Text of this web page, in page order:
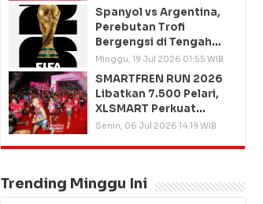
Spanyol vs Argentina,
Perebutan Trofi
Bergengsi di Tengah
Semangat Persatuan
Minggu, 19 Jul 2026 01:55 WIB
SMARTFREN RUN 2026
Libatkan 7.500 Pelari,
XLSMART Perkuat
Kedekatan dengan
Senin, 06 Jul 2026 14:19 WIB
Trending Minggu Ini